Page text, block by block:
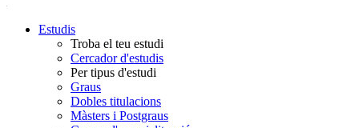
Estudis
Troba el teu estudi
Cercador d'estudis
Per tipus d'estudi
Graus
Dobles titulacions
Màsters i Postgraus